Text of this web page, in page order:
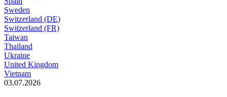
Sweden
Switzerland (DE)
Switzerland (FR)
Taiwan
Thailand
Ukraine
United Kingdom
Vietnam
03.07.2026